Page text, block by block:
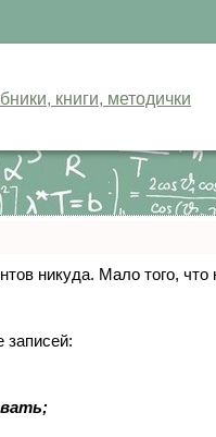
книги, методички
никуда. Мало того,
записей: